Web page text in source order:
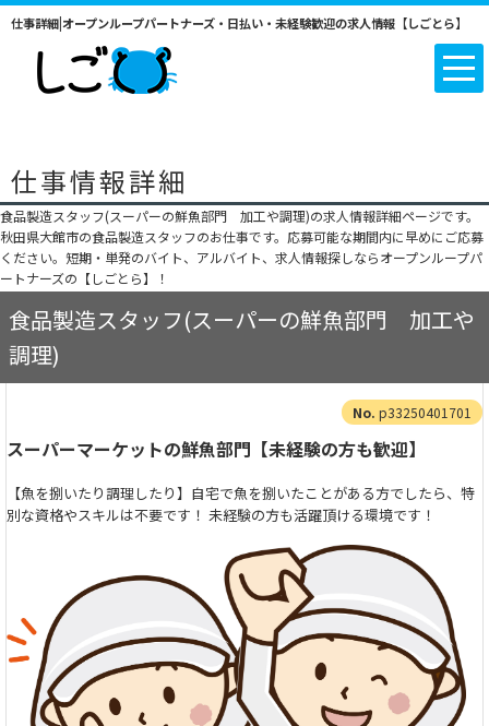
仕事詳細|オープンループパートナーズ・日払い・未経験歓迎の求人情報【しごとら】
仕事情報詳細
食品製造スタッフ(スーパーの鮮魚部門 加工や調理)の求人情報詳細ページです。
秋田県大館市の食品製造スタッフのお仕事です。応募可能な期間内に早めにご応募
ください。短期・単発のバイト、アルバイト、求人情報探しならオープンループパ
ートナーズの【しごとら】！
食品製造スタッフ(スーパーの鮮魚部門 加工や
調理)
p33250401701
スーパーマーケットの鮮魚部門【未経験の方も歓迎】
【魚を捌いたり調理したり】自宅で魚を捌いたことがある方でしたら、特
別な資格やスキルは不要です！ 未経験の方も活躍頂ける環境です！